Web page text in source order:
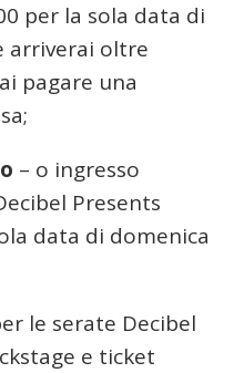
per la sola data di
arriverai oltre
pagare una
– o ingresso
Presents
data di domenica
le serate Decibel
e ticket